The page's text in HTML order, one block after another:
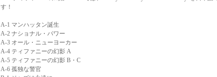
す！
A-1 マンハッタン誕生
A-2 ナショナル・パワー
A-3 オール・ニューヨーカー
A-4 ティファニーの幻影 A
A-5 ティファニーの幻影 B・C
A-6 孤独な警官